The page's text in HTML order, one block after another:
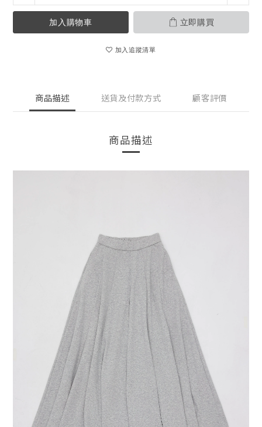
加入購物車 立即購買
加入追蹤清單
商品描述 送貨及付款方式 顧客評價
商品描述